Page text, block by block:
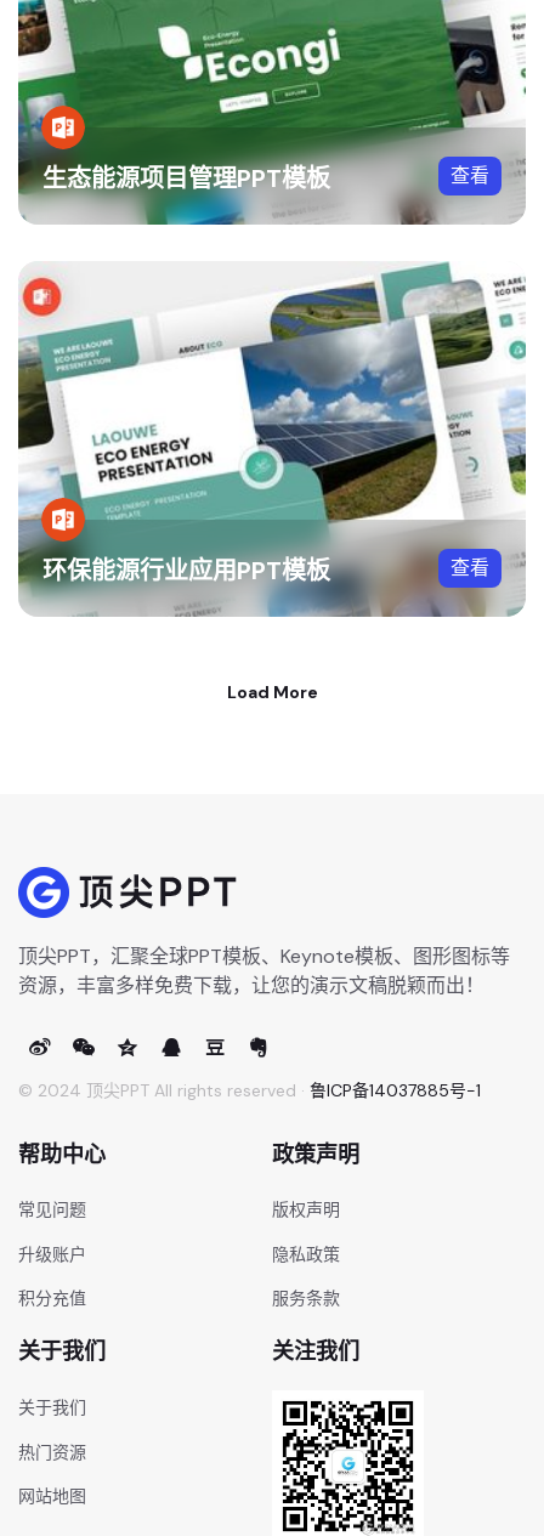
生态能源项目管理PPT模板 查看
环保能源行业应用PPT模板 查看
Load More
顶尖PPT，汇聚全球PPT模板、Keynote模板、图形图标等
资源，丰富多样免费下载，让您的演示文稿脱颖而出！
© 2024 顶尖PPT All rights reserved · 鲁ICP备14037885号-1
帮助中心
常见问题
升级账户
积分充值
政策声明
版权声明
隐私政策
服务条款
关于我们
关于我们
热门资源
网站地图
关注我们